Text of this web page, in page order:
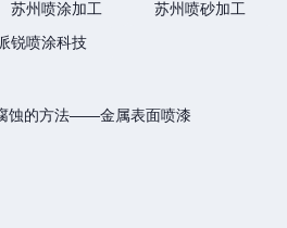
苏州喷涂加工
苏州喷砂加工
锐喷涂科技
蚀的方法——金属表面喷漆